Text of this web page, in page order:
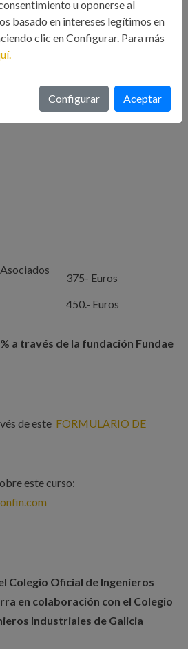
la empresa
y la tecnología
para el soporte y la financiación
375- Euros
450.- Euros
a través de la fundación Fundae
de este FORMULARIO DE
este curso:
Colegio Oficial de Ingenieros
en colaboración con el Colegio
Industriales de Galicia
u oponerse al
basado en intereses legítimos en
clic en Configurar. Para más
Configurar Aceptar